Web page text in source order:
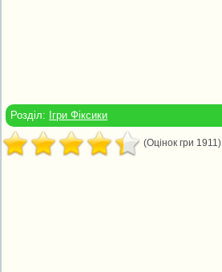
Розділ: Ігри Фіксики
(Оцінок гри 1911)